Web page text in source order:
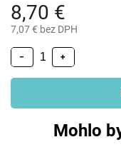
8,70 €
7,07 € bez DPH
+
−
Mohlo